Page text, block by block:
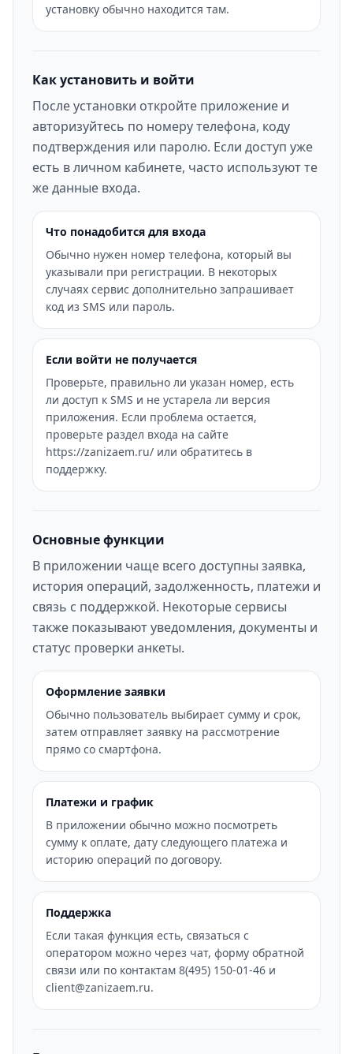
установку обычно находится там.
Как установить и войти
После установки откройте приложение и
авторизуйтесь по номеру телефона, коду
подтверждения или паролю. Если доступ уже
есть в личном кабинете, часто используют те
же данные входа.
Что понадобится для входа
Обычно нужен номер телефона, который вы
указывали при регистрации. В некоторых
случаях сервис дополнительно запрашивает
код из SMS или пароль.
Если войти не получается
Проверьте, правильно ли указан номер, есть
ли доступ к SMS и не устарела ли версия
приложения. Если проблема остается,
проверьте раздел входа на сайте
https://zanizaem.ru/ или обратитесь в
поддержку.
Основные функции
В приложении чаще всего доступны заявка,
история операций, задолженность, платежи и
связь с поддержкой. Некоторые сервисы
также показывают уведомления, документы и
статус проверки анкеты.
Оформление заявки
Обычно пользователь выбирает сумму и срок,
затем отправляет заявку на рассмотрение
прямо со смартфона.
Платежи и график
В приложении обычно можно посмотреть
сумму к оплате, дату следующего платежа и
историю операций по договору.
Поддержка
Если такая функция есть, связаться с
оператором можно через чат, форму обратной
связи или по контактам 8(495) 150-01-46 и
client@zanizaem.ru.